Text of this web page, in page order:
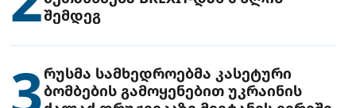
შემდეგ
3რუსმა სამხედროებმა კასეტური
ბომბების გამოყენებით უკრაინის